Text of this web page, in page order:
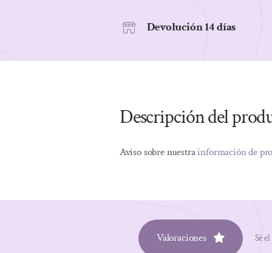
Devolución 14 días
Descripción del
Aviso sobre nuestrainformación de
Valoraciones Sé